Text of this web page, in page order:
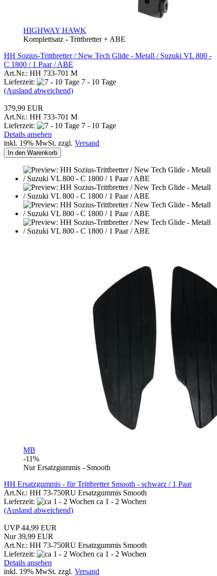
HIGHWAY HAWK
Komplettsatz - Trittbretter + ABE
HH Sozius-Trittbretter / New Tech Glide - Metall / Suzuki VL 800 -
C 1800 / 1 Paar / ABE
Art.Nr.: HH 733-701 M
Lieferzeit:
7 - 10 Tage
(Ausland abweichend)
379,99 EUR
Art.Nr.: HH 733-701 M
Lieferzeit:
7 - 10 Tage
Details ansehen
inkl. 19% MwSt. zzgl. Versand
In den Warenkorb
MB
-11%
Nur Ersatzgummis - Smooth
HH Ersatzgummis - für Trittbretter Smooth - schwarz / 1 Paar
Art.Nr.: HH 73-750RU Ersatzgummis Smooth
Lieferzeit:
ca 1 - 2 Wochen
(Ausland abweichend)
UVP 44,99 EUR
Nur 39,99 EUR
Art.Nr.: HH 73-750RU Ersatzgummis Smooth
Lieferzeit:
ca 1 - 2 Wochen
Details ansehen
inkl. 19% MwSt. zzgl. Versand